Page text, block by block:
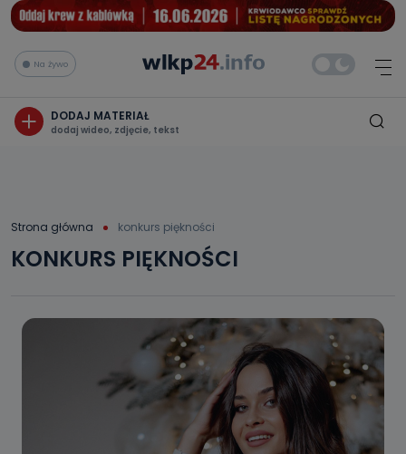
Na żywo
DODAJ MATERIAŁ
dodaj wideo, zdjęcie, tekst
Strona główna konkurs piękności
KONKURS PIĘKNOŚCI